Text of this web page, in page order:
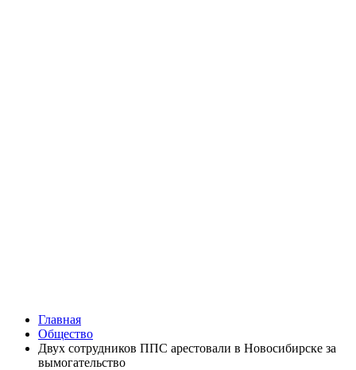
Главная
Общество
Двух сотрудников ППС арестовали в Новосибирске за
вымогательство